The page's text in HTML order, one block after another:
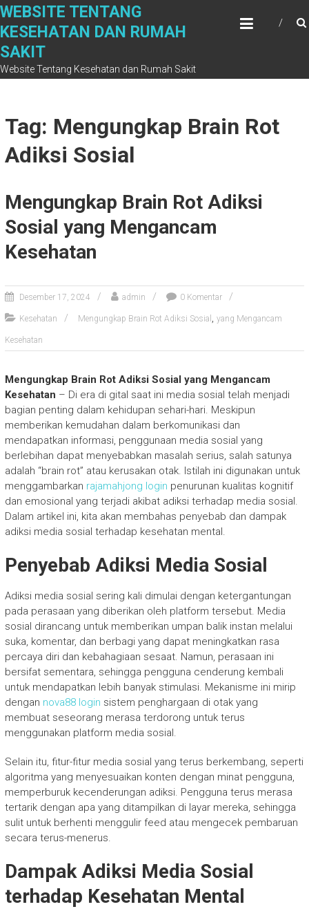
Skip
content
WEBSITE TENTANG
KESEHATAN DAN RUMAH
SAKIT
Website Tentang Kesehatan dan Rumah Sakit
Tag: Mengungkap Brain Rot
Adiksi Sosial
Mengungkap Brain Rot Adiksi
Sosial yang Mengancam
Kesehatan
Desember 17, 2024 admin 0 Komentar
Kesehatan Mengungkap Brain Rot Adiksi Sosial , yang Mengancam
Kesehatan
Mengungkap Brain Rot Adiksi Sosial yang Mengancam
Kesehatan – Di era di gital saat ini media sosial telah menjadi
bagian penting dalam kehidupan sehari-hari. Meskipun
memberikan kemudahan dalam berkomunikasi dan
mendapatkan informasi, penggunaan media sosial yang
berlebihan dapat menyebabkan masalah serius, salah satunya
adalah “brain rot” atau kerusakan otak. Istilah ini digunakan untuk
menggambarkan rajamahjong login penurunan kualitas kognitif
dan emosional yang terjadi akibat adiksi terhadap media sosial.
Dalam artikel ini, kita akan membahas penyebab dan dampak
adiksi media sosial terhadap kesehatan mental.
Penyebab Adiksi Media Sosial
Adiksi media sosial sering kali dimulai dengan ketergantungan
pada perasaan yang diberikan oleh platform tersebut. Media
sosial dirancang untuk memberikan umpan balik instan melalui
suka, komentar, dan berbagi yang dapat meningkatkan rasa
percaya diri dan kebahagiaan sesaat. Namun, perasaan ini
bersifat sementara, sehingga pengguna cenderung kembali
untuk mendapatkan lebih banyak stimulasi. Mekanisme ini mirip
dengan nova88 login sistem penghargaan di otak yang
membuat seseorang merasa terdorong untuk terus
menggunakan platform media sosial.
Selain itu, fitur-fitur media sosial yang terus berkembang, seperti
algoritma yang menyesuaikan konten dengan minat pengguna,
memperburuk kecenderungan adiksi. Pengguna terus merasa
tertarik dengan apa yang ditampilkan di layar mereka, sehingga
sulit untuk berhenti menggulir feed atau mengecek pembaruan
secara terus-menerus.
Dampak Adiksi Media Sosial
terhadap Kesehatan Mental